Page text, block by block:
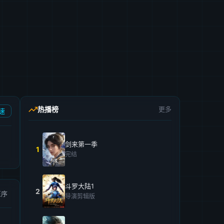
热播榜 更多
1
剑来第一季
完结
2
斗罗大陆1
导演剪辑版